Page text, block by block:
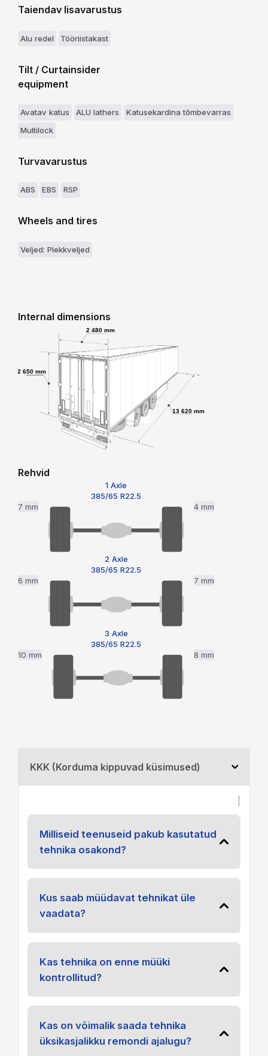
Taiendav lisavarustus
Alu redel Tööriistakast
Tilt / Curtainsider
equipment
Avatav katus ALU lathers
Katusekardina tõmbevarras
Multilock
Turvavarustus
ABS EBS RSP
Wheels and tires
Veljed: Plekkveljed
Internal dimensions
2 480 mm
2 650 mm
13 620 mm
Rehvid
1 Axle
385/65 R22.5
7 mm
4 mm
2 Axle
385/65 R22.5
6 mm
7 mm
3 Axle
385/65 R22.5
10 mm
8 mm
KKK (Korduma kippuvad küsimused)
Milliseid teenuseid pakub kasutatud
tehnika osakond?
Kus saab müüdavat tehnikat üle
vaadata?
Kas tehnika on enne müüki
kontrollitud?
Kas on võimalik saada tehnika
üksikasjalikku remondi ajalugu?